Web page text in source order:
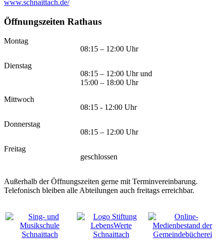
www.schnaittach.de/
Öffnungszeiten Rathaus
Montag
08:15 – 12:00 Uhr
Dienstag
08:15 – 12:00 Uhr und
15:00 – 18:00 Uhr
Mittwoch
08:15 - 12:00 Uhr
Donnerstag
08:15 – 12:00 Uhr
Freitag
geschlossen
Außerhalb der Öffnungszeiten gerne mit Terminvereinbarung.
Telefonisch bleiben alle Abteilungen auch freitags erreichbar.